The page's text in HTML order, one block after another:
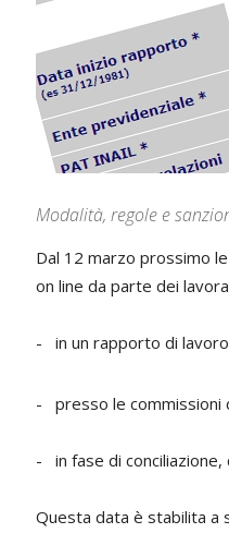
Modalità, regole e
Dal 12 marzo prossimo
on line da parte dei
- in un rapporto di
- presso le commissioni
- in fase di conciliazione,
Questa data è stabilita a